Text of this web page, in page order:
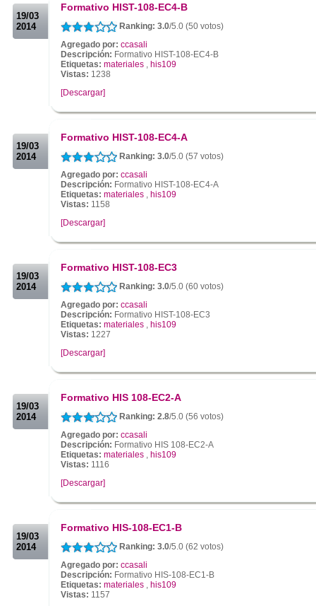
19/03
2014
Formativo HIST-108-EC4-B
Ranking: 3.0/5.0 (50 votos)
Agregado por: ccasali
Descripción: Formativo HIST-108-EC4-B
Etiquetas: materiales , his109
Vistas: 1238
[Descargar]
19/03
2014
Formativo HIST-108-EC4-A
Ranking: 3.0/5.0 (57 votos)
Agregado por: ccasali
Descripción: Formativo HIST-108-EC4-A
Etiquetas: materiales , his109
Vistas: 1158
[Descargar]
19/03
2014
Formativo HIST-108-EC3
Ranking: 3.0/5.0 (60 votos)
Agregado por: ccasali
Descripción: Formativo HIST-108-EC3
Etiquetas: materiales , his109
Vistas: 1227
[Descargar]
19/03
2014
Formativo HIS 108-EC2-A
Ranking: 2.8/5.0 (56 votos)
Agregado por: ccasali
Descripción: Formativo HIS 108-EC2-A
Etiquetas: materiales , his109
Vistas: 1116
[Descargar]
19/03
2014
Formativo HIS-108-EC1-B
Ranking: 3.0/5.0 (62 votos)
Agregado por: ccasali
Descripción: Formativo HIS-108-EC1-B
Etiquetas: materiales , his109
Vistas: 1157